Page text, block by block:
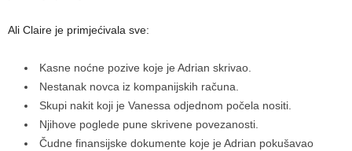
Ali Claire je primjećivala sve:
Kasne noćne pozive koje je Adrian skrivao.
Nestanak novca iz kompanijskih računa.
Skupi nakit koji je Vanessa odjednom počela nositi.
Njihove poglede pune skrivene povezanosti.
Čudne finansijske dokumente koje je Adrian pokušavao